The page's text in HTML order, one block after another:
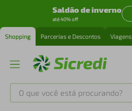
Saldão de inverno
até 40% off
Shopping Parcerias e Descontos Viagens
O que você está procurando?